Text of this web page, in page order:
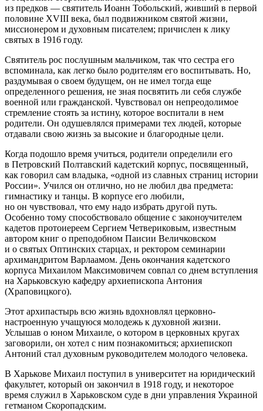
из предков — святитель Иоанн Тобольский, живший в первой
половине XVIII века, был подвижником святой жизни,
миссионером и духовным писателем; причислен к лику
святых в 1916 году.
Святитель рос послушным мальчиком, так что сестра его
вспоминала, как легко было родителям его воспитывать. Но,
раздумывая о своем будущем, он не имел тогда еще
определенного решения, не зная посвятить ли себя службе
военной или гражданской. Чувствовал он непреодолимое
стремление стоять за истину, которое воспитали в нем
родители. Он одушевлялся примерами тех людей, которые
отдавали свою жизнь за высокие и благородные цели.
Когда подошло время учиться, родители определили его
в Петровский Полтавский кадетский корпус, посвященный,
как говорил сам владыка, «одной из славных страниц истории
России». Учился он отлично, но не любил два предмета:
гимнастику и танцы. В корпусе его любили,
но он чувствовал, что ему надо избрать другой путь.
Особенно тому способствовало общение с законоучителем
кадетов протоиереем Сергием Четвериковым, известным
автором книг о преподобном Паисии Величковском
и о святых Оптинских старцах, и ректором семинарии
архимандритом Варлаамом. День окончания кадетского
корпуса Михаилом Максимовичем совпал со днем вступления
на Харьковскую кафедру архиепископа Антония
(Храповицкого).
Этот архипастырь всю жизнь вдохновлял церковно-
настроенную учащуюся молодежь к духовной жизни.
Услышав о юном Михаиле, о котором в церковных кругах
заговорили, он хотел с ним познакомиться; архиепископ
Антоний стал духовным руководителем молодого человека.
В Харькове Михаил поступил в университет на юридический
факультет, который он закончил в 1918 году, и некоторое
время служил в Харьковском суде в дни управления Украиной
гетманом Скоропадским.